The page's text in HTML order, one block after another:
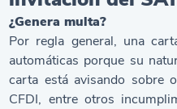
¿Genera multa?
Por regla general, una
automáticas porque su
carta está avisando sobre
CFDI, entre otros